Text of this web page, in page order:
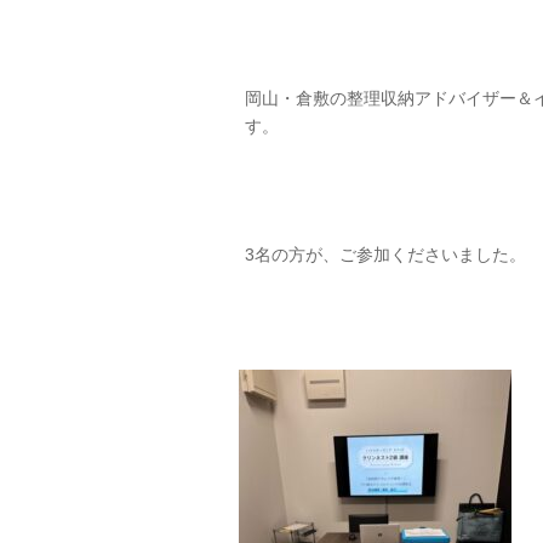
岡山・倉敷の整理収納アドバイザー
す。
3名の方が、ご参加くださいました。